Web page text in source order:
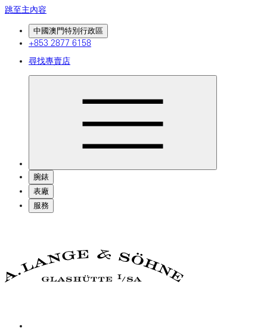
跳至主內容
中國澳門特別行政區
+853 2877 6158
尋找專賣店
腕錶
表廠
服務